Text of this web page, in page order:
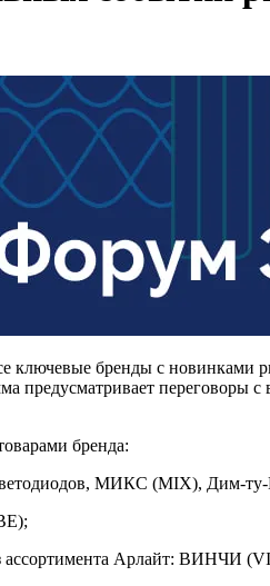
ключевые бренды с
переговоры
бренда:
МИКС (MIX), Дим-
ассортимента Арлайт: